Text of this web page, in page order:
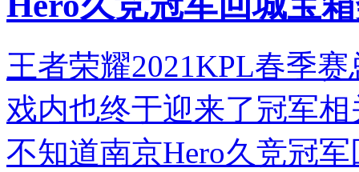
王者荣耀2021KPL春季
戏内也终于迎来了冠军
不知道南京Hero久竞冠